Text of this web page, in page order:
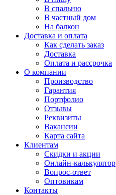
В спальню
В частный дом
На балкон
Доставка и оплата
Как сделать заказ
Доставка
Оплата и рассрочка
О компании
Производство
Гарантия
Портфолио
Отзывы
Реквизиты
Вакансии
Карта сайта
Клиентам
Скидки и акции
Онлайн-калькулятор
Вопрос-ответ
Оптовикам
Контакты